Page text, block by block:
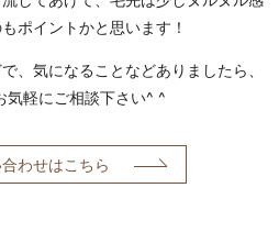
ポイントかと思います！
、気になることなどありましたら、
気軽にご相談下さい^ ^
わせはこちら